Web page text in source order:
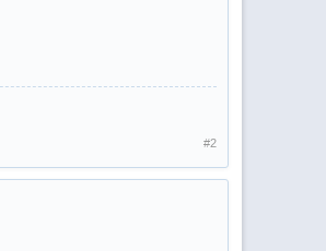
#2